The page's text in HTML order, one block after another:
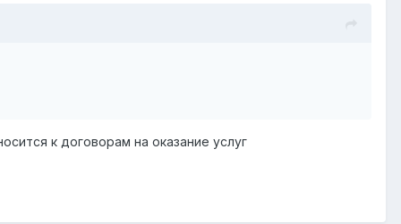
к договорам на оказание услуг